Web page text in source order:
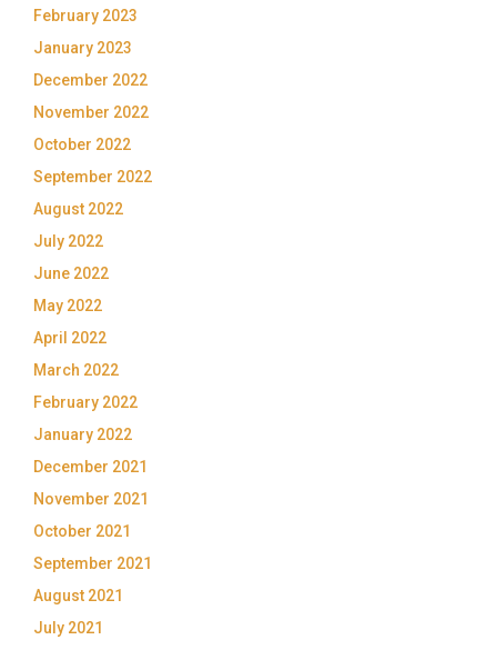
February 2023
January 2023
December 2022
November 2022
October 2022
September 2022
August 2022
July 2022
June 2022
May 2022
April 2022
March 2022
February 2022
January 2022
December 2021
November 2021
October 2021
September 2021
August 2021
July 2021